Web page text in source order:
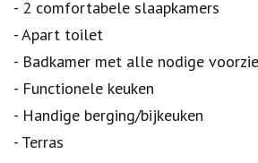
- 2 comfortabele slaapkamers
- Apart toilet
- Badkamer met alle nodige
- Functionele keuken
- Handige berging/bijkeuken
- Terras